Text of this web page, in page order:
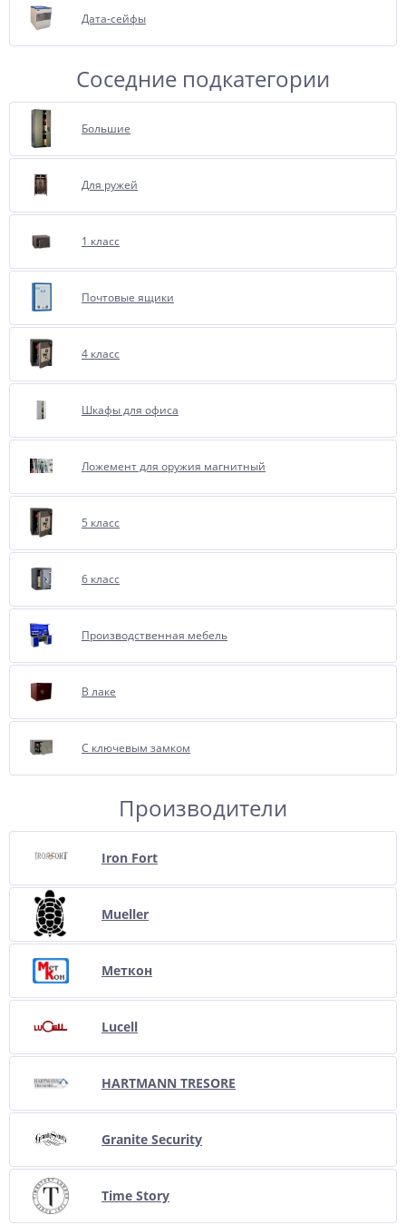
Дата-сейфы
Соседние подкатегории
Большие
Для ружей
1 класс
Почтовые ящики
4 класс
Шкафы для офиса
Ложемент для оружия магнитный
5 класс
6 класс
Производственная мебель
В лаке
С ключевым замком
Производители
Iron Fort
Mueller
Меткон
Lucell
HARTMANN TRESORE
Granite Security
Time Story